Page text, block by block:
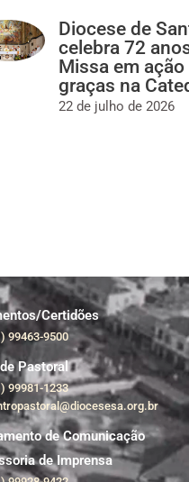
Diocese de
celebra 72
Missa em ação
graças na
22 de julho de 2026
Certidões
99463-9500
Pastoral
99981-1233
de Comunicação
de Imprensa